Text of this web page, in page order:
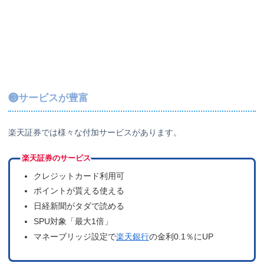
❸サービスが豊富
楽天証券では様々な付加サービスがあります。
楽天証券のサービス
クレジットカード利用可
ポイントが貰える使える
日経新聞がタダで読める
SPU対象「最大1倍」
マネーブリッジ設定で楽天銀行の金利0.1％にUP